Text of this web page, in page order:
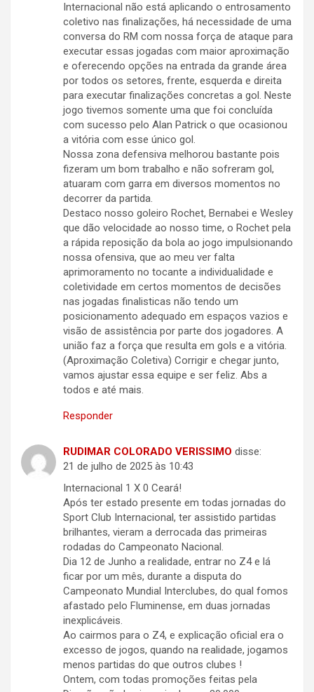
Internacional não está aplicando o entrosamento
coletivo nas finalizações, há necessidade de uma
conversa do RM com nossa força de ataque para
executar essas jogadas com maior aproximação
e oferecendo opções na entrada da grande área
por todos os setores, frente, esquerda e direita
para executar finalizações concretas a gol. Neste
jogo tivemos somente uma que foi concluída
com sucesso pelo Alan Patrick o que ocasionou
a vitória com esse único gol.
Nossa zona defensiva melhorou bastante pois
fizeram um bom trabalho e não sofreram gol,
atuaram com garra em diversos momentos no
decorrer da partida.
Destaco nosso goleiro Rochet, Bernabei e Wesley
que dão velocidade ao nosso time, o Rochet pela
a rápida reposição da bola ao jogo impulsionando
nossa ofensiva, que ao meu ver falta
aprimoramento no tocante a individualidade e
coletividade em certos momentos de decisões
nas jogadas finalisticas não tendo um
posicionamento adequado em espaços vazios e
visão de assistência por parte dos jogadores. A
união faz a força que resulta em gols e a vitória.
(Aproximação Coletiva) Corrigir e chegar junto,
vamos ajustar essa equipe e ser feliz. Abs a
todos e até mais.
Responder
RUDIMAR COLORADO VERISSIMO disse:
21 de julho de 2025 às 10:43
Internacional 1 X 0 Ceará!
Após ter estado presente em todas jornadas do
Sport Club Internacional, ter assistido partidas
brilhantes, vieram a derrocada das primeiras
rodadas do Campeonato Nacional.
Dia 12 de Junho a realidade, entrar no Z4 e lá
ficar por um mês, durante a disputa do
Campeonato Mundial Interclubes, do qual fomos
afastado pelo Fluminense, em duas jornadas
inexplicáveis.
Ao cairmos para o Z4, e explicação oficial era o
excesso de jogos, quando na realidade, jogamos
menos partidas do que outros clubes !
Ontem, com todas promoções feitas pela